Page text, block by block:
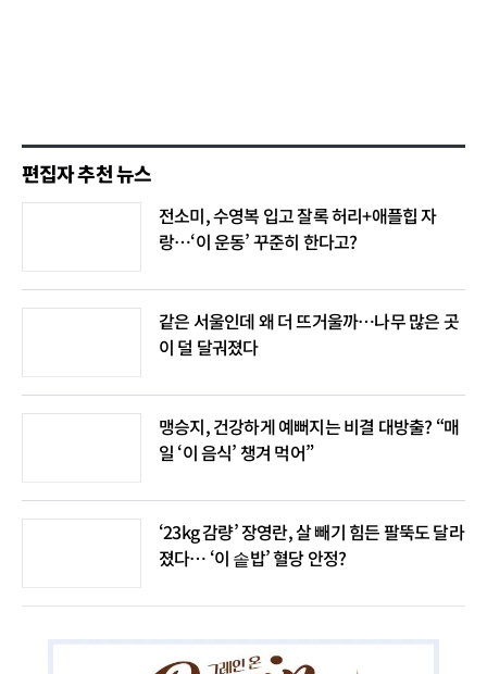
편집자 추천 뉴스
전소미, 수영복 입고 잘록 허리+애플힙 자
랑…‘이 운동’ 꾸준히 한다고?
같은 서울인데 왜 더 뜨거울까…나무 많은 곳
이 덜 달궈졌다
맹승지, 건강하게 예뻐지는 비결 대방출? “매
일 ‘이 음식’ 챙겨 먹어”
‘23kg 감량’ 장영란, 살 빼기 힘든 팔뚝도 달라
졌다… ‘이 솥밥’ 혈당 안정?